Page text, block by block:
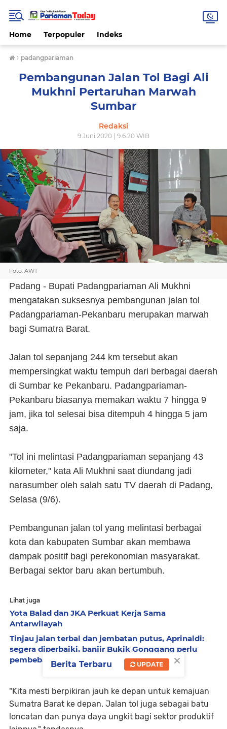
Home Terpopuler Indeks
› padangpariaman
Pembangunan Jalan Tol Bagi Ali
Mukhni Pertaruhan Marwah
Sumbar
Redaksi
9 Juni 2020 | 9.6.20 WIB
Foto: AWT
Padang - Bupati Padangpariaman Ali Mukhni
mengatakan suksesnya pembangunan jalan tol
Padangpariaman-Pekanbaru merupakan marwah
bagi Sumatra Barat.
Jalan tol sepanjang 244 km tersebut akan
mempersingkat waktu tempuh dari berbagai daerah
di Sumbar ke Pekanbaru. Padangpariaman-
Pekanbaru biasanya memakan waktu 7 hingga 9
jam, jika tol selesai bisa ditempuh 4 hingga 5 jam
saja.
"Tol ini melintasi Padangpariaman sepanjang 43
kilometer," kata Ali Mukhni saat diundang jadi
narasumber oleh salah satu TV daerah di Padang,
Selasa (9/6).
Pembangunan jalan tol yang melintasi berbagai
kota dan kabupaten Sumbar akan membawa
dampak positif bagi perekonomian masyarakat.
Berbagai sektor baru akan bertumbuh.
Lihat juga
Yota Balad dan JKA Perkuat Kerja Sama
Antarwilayah
Tinjau jalan terbal dan jembatan putus, Aprinaldi:
segera diperbaiki, banjir Bukik Gonggang perlu
pembebasan tanah
"Kita mesti berpikiran jauh ke depan untuk kemajuan
Sumatra Barat ke depan. Jalan tol juga sebagai batu
loncatan dan punya daya ungkit bagi sektor produktif
×
Berita Terbaru UPDATE